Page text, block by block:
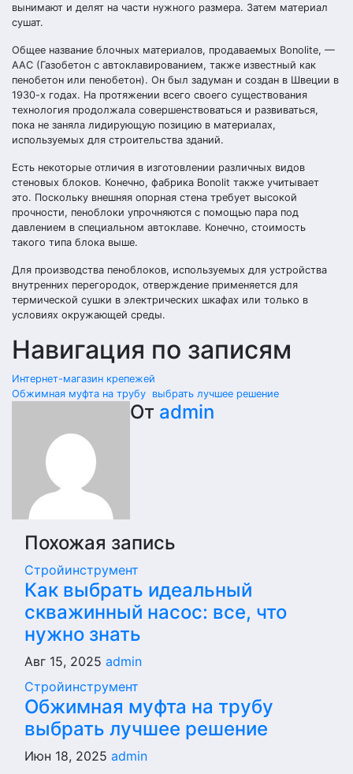
вынимают и делят на части нужного размера. Затем материал
сушат.
Общее название блочных материалов, продаваемых Bonolite, —
AAC (Газобетон с автоклавированием, также известный как
пенобетон или пенобетон). Он был задуман и создан в Швеции в
1930-х годах. На протяжении всего своего существования
технология продолжала совершенствоваться и развиваться,
пока не заняла лидирующую позицию в материалах,
используемых для строительства зданий.
Есть некоторые отличия в изготовлении различных видов
стеновых блоков. Конечно, фабрика Bonolit также учитывает
это. Поскольку внешняя опорная стена требует высокой
прочности, пеноблоки упрочняются с помощью пара под
давлением в специальном автоклаве. Конечно, стоимость
такого типа блока выше.
Для производства пеноблоков, используемых для устройства
внутренних перегородок, отверждение применяется для
термической сушки в электрических шкафах или только в
условиях окружающей среды.
Навигация по записям
Интернет-магазин крепежей
Обжимная муфта на трубу выбрать лучшее решение
От admin
Похожая запись
Стройинструмент
Как выбрать идеальный
скважинный насос: все, что
нужно знать
Авг 15, 2025 admin
Стройинструмент
Обжимная муфта на трубу
выбрать лучшее решение
Июн 18, 2025 admin